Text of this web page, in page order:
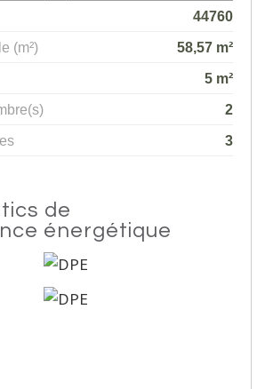
44760
(m²)
58,57 m²
5 m²
2
3
de
énergétique